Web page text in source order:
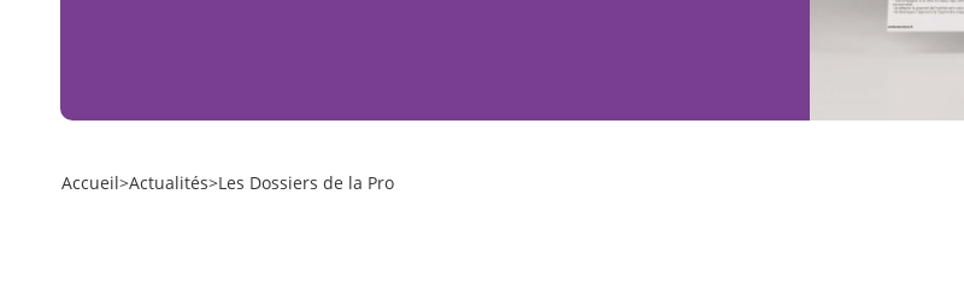
Accueil>Actualités>Les Dossiers de la Pro